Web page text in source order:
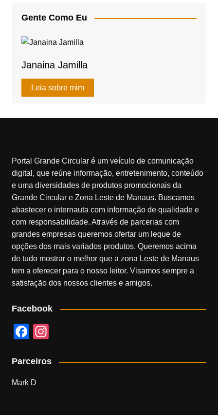
p
p
o
o
Gente Como Eu
Janaina Jamilla
Leia sobre mim
Portal Grande Circular é um veículo de comunicação
digital, que reúne informação, entretenimento, conteúdo
e uma diversidades de produtos promocionais da
Grande Circular e Zona Leste de Manaus. Buscamos
abastecer o internauta com informação de qualidade e
com responsabilidade. Através de parcerias com
grandes empresas queremos ofertar um leque de
opções dos mais variados produtos. Queremos acima
de tudo mostrar o melhor que a zona Leste de Manaus
tem a oferecer para o nosso leitor. Visamos sempre a
satisfação dos nossos clientes e amigos.
Facebook
F
c
e
a
Parceiros
Mark D